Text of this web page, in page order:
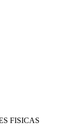
FISICAS